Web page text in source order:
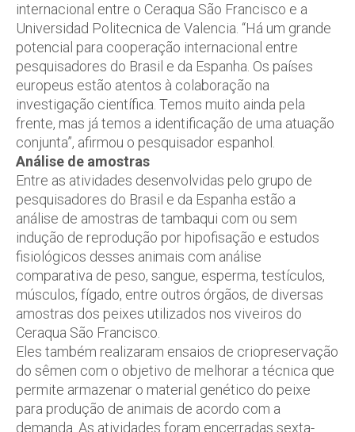
internacional entre o Ceraqua São Francisco e a
Universidad Politecnica de Valencia. “Há um grande
potencial para cooperação internacional entre
pesquisadores do Brasil e da Espanha. Os países
europeus estão atentos à colaboração na
investigação científica. Temos muito ainda pela
frente, mas já temos a identificação de uma atuação
conjunta”, afirmou o pesquisador espanhol.
Análise de amostras
Entre as atividades desenvolvidas pelo grupo de
pesquisadores do Brasil e da Espanha estão a
análise de amostras de tambaqui com ou sem
indução de reprodução por hipofisação e estudos
fisiológicos desses animais com análise
comparativa de peso, sangue, esperma, testículos,
músculos, fígado, entre outros órgãos, de diversas
amostras dos peixes utilizados nos viveiros do
Ceraqua São Francisco.
Eles também realizaram ensaios de criopreservação
do sêmen com o objetivo de melhorar a técnica que
permite armazenar o material genético do peixe
para produção de animais de acordo com a
demanda. As atividades foram encerradas sexta-